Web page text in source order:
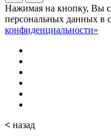
Нажимая на кнопку, Вы
персональных данных в
конфиденциальности»
< назад